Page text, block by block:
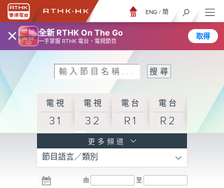
× 全新 RTHK On The Go
一手掌握 RTHK 電台、電視節目
取得
ENG / 簡
電視
31
電視
32
電台
R1
電台
R2
R3
電台 電台 電台
更多頻道
節目語言／類別
由 至